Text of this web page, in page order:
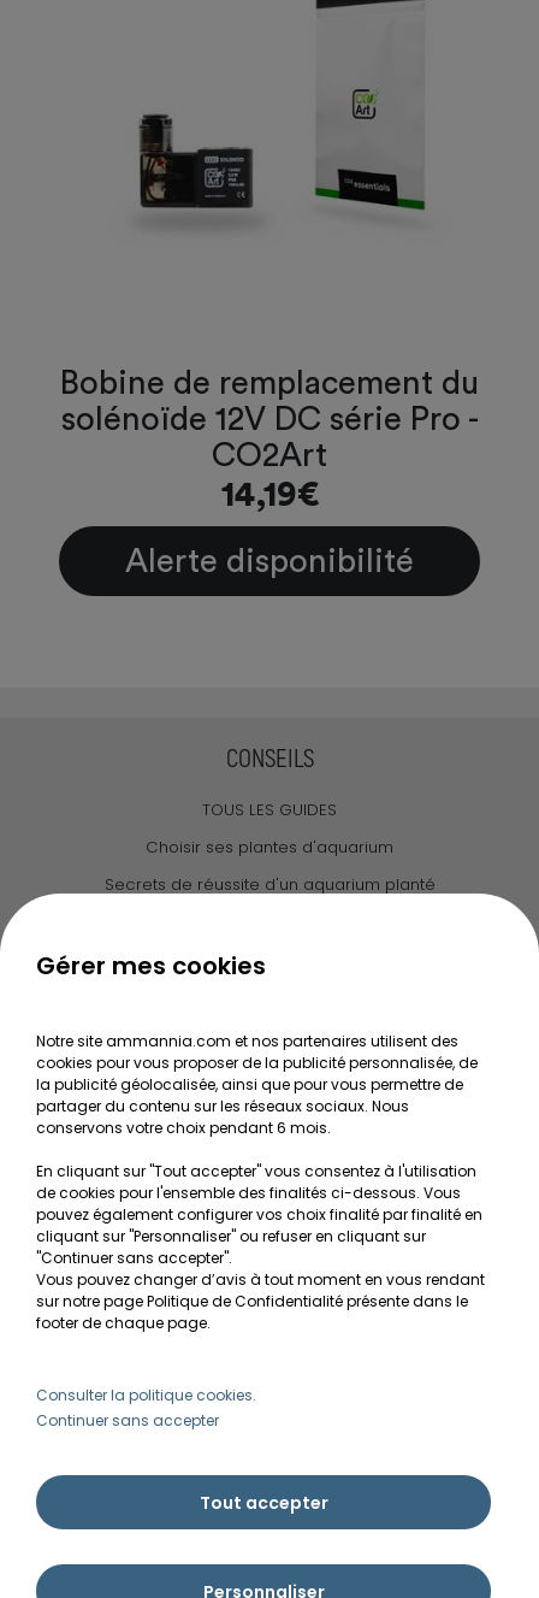
Bobine de remplacement du
solénoïde 12V DC série Pro -
CO2Art
14,19€
Alerte disponibilité
CONSEILS
TOUS LES GUIDES
Choisir ses plantes d'aquarium
Secrets de réussite d'un aquarium planté
Le journal d'Ammannia
Recherche de Notices de produits
Mentions légales
Conditions générales de vente
RGPD
MON COMPTE
Avantages
Créer un compte client
Besoin d'aide ?
Gérer mes cookies
Notre site ammannia.com et nos partenaires utilisent des
cookies pour vous proposer de la publicité personnalisée, de
la publicité géolocalisée, ainsi que pour vous permettre de
partager du contenu sur les réseaux sociaux. Nous
conservons votre choix pendant 6 mois.
En cliquant sur "Tout accepter" vous consentez à l'utilisation
de cookies pour l'ensemble des finalités ci-dessous. Vous
pouvez également configurer vos choix finalité par finalité en
cliquant sur "Personnaliser" ou refuser en cliquant sur
"Continuer sans accepter".
Vous pouvez changer d’avis à tout moment en vous rendant
sur notre page Politique de Confidentialité présente dans le
footer de chaque page.
Consulter la politique cookies.
Continuer sans accepter
Tout accepter
Personnaliser